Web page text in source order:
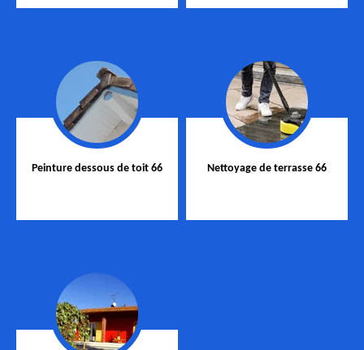
Peinture dessous de toit 66 Nettoyage de terrasse 66